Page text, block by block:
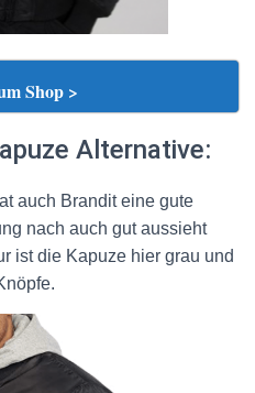
Shop >
Alternative:
auch Brandit eine gute
nach auch gut aussieht
ist die Kapuze hier grau und